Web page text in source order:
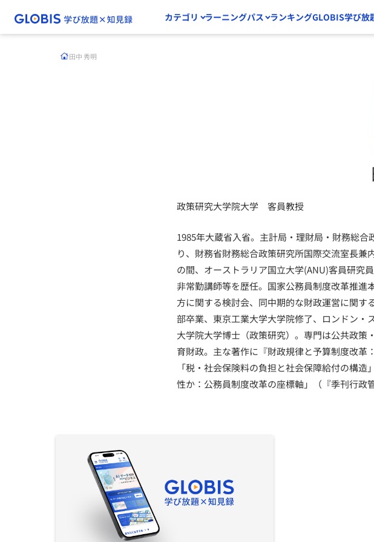
カテゴリ ラーニングパス ランキングGLOBIS学び放
田中 秀明
政策研究大学院大学 客員教授
1985年大蔵省入省。主計局・理財局・財務総
り、財務省財務総合政策研究所国際交流室長
の間、オーストラリア国立大学(ANU)客員研究
非常勤講師等を歴任。国家公務員制度改革推進
方に関する検討会、同中期的な財政運営に関す
部卒業、東京工業大学大学院修了、ロンドン・
大学院大学博士（政策研究）。専門は公共政
育財政。主な著作に『財政規律と予算制度改革
「税・社会保険料の負担と社会保障給付の構
性か：公務員制度改革の座標軸」（『季刊行政